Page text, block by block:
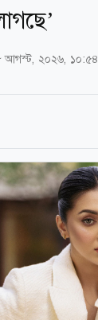
আগস্ট, ২০২৬, ১০:৫৪